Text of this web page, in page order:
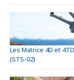
Les Matrice 4D et
(STS-02)